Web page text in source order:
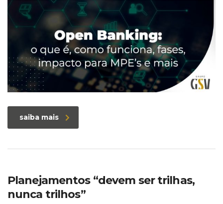
saiba mais
Planejamentos “devem ser trilhas,
nunca trilhos”